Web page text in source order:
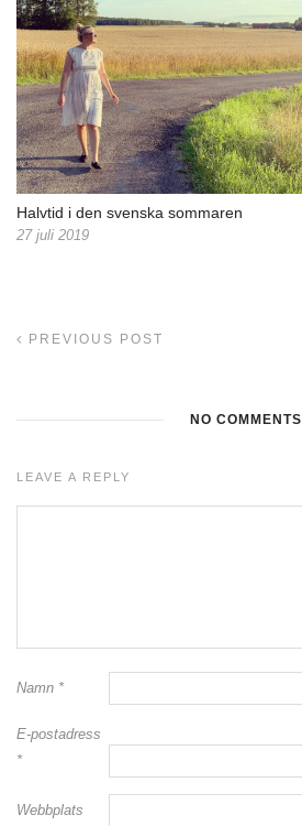
Halvtid i den svenska sommaren
27 juli 2019
PREVIOUS POST
NO COMMENTS
LEAVE A REPLY
Namn *
E-postadress
*
Webbplats